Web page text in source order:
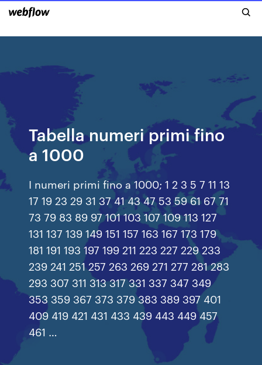
Tabella numeri primi fino
a 1000
I numeri primi fino a 1000; 1 2 3 5 7 11 13
17 19 23 29 31 37 41 43 47 53 59 61 67 71
73 79 83 89 97 101 103 107 109 113 127
131 137 139 149 151 157 163 167 173 179
181 191 193 197 199 211 223 227 229 233
239 241 251 257 263 269 271 277 281 283
293 307 311 313 317 331 337 347 349
353 359 367 373 379 383 389 397 401
409 419 421 431 433 439 443 449 457
461 …